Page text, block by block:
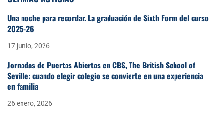
Una noche para recordar. La graduación de Sixth Form del curso
2025-26
17 junio, 2026
Jornadas de Puertas Abiertas en CBS, The British School of
Seville: cuando elegir colegio se convierte en una experiencia
en familia
26 enero, 2026